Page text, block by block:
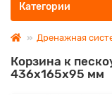
Категории
Дренажная
Корзина к
436х165х95 мм